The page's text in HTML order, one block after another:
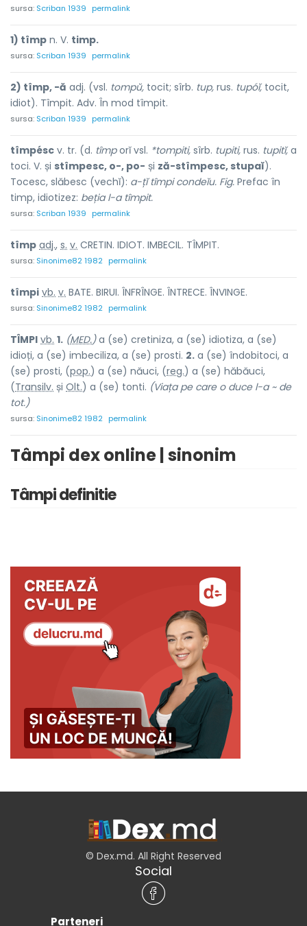
sursa: Scriban 1939 permalink
1) tîmp n. V. timp.
sursa: Scriban 1939 permalink
2) tîmp, -ă adj. (vsl. tompŭ, tocit; sîrb. tup, rus. tupóĭ, tocit,
idiot). Tîmpit. Adv. În mod tîmpit.
sursa: Scriban 1939 permalink
tîmpésc v. tr. (d. tîmporĭ vsl. *tompiti, sîrb. tupiti, rus. tupitĭ, a
toci. V. și stîmpesc, o-, po- și ză-stîmpesc, stupaĭ).
Tocesc, slăbesc (vechĭ): a-țĭ tîmpi condeĭu. Fig. Prefac în
timp, idiotizez: beția l-a tîmpit.
sursa: Scriban 1939 permalink
tîmp adj., s. v. CRETIN. IDIOT. IMBECIL. TÎMPIT.
sursa: Sinonime82 1982 permalink
tîmpi vb. v. BATE. BIRUI. ÎNFRÎNGE. ÎNTRECE. ÎNVINGE.
sursa: Sinonime82 1982 permalink
TÎMPI vb. 1. (MED.)a (se) cretiniza, a (se) idiotiza, a (se)
idioți, a (se) imbeciliza, a (se) prosti. 2. a (se) îndobitoci, a
(se) prosti, (pop.) a (se) năuci, (reg.) a (se) hăbăuci,
(Transilv. și Olt.) a (se) tonti. (Viața pe care o duce l-a ~ de
tot.)
sursa: Sinonime82 1982 permalink
Tâmpi dex online | sinonim
Tâmpi definitie
© Dex.md. All Right Reserved
Social
Parteneri